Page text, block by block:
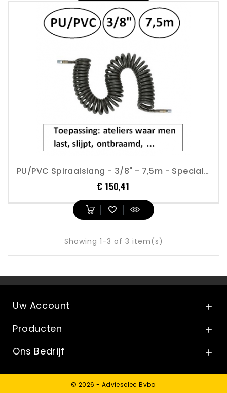
PU/PVC Spiraalslang - 3/8" - 7,5m - Speciale Toepassingen
€ 150,41
Showing 1-3 of 3 item(s)
Uw Account 
Producten 
Ons Bedrijf 
© 2026 - Advieselec Bvba